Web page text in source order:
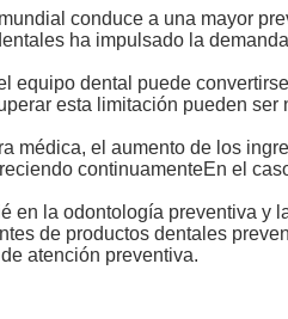
conduce a una mayor
ha impulsado la
equipo dental puede
esta limitación pueden
médica, el aumento de los
continuamenteEn el
la odontología preventiva y
de productos dentales
atención preventiva.